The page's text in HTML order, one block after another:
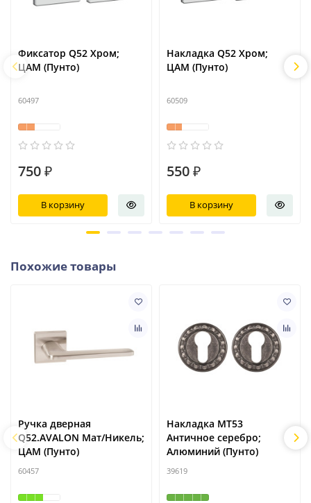
Фиксатор Q52 Хром;
ЦАМ (Пунто)
60497
750 ₽
В корзину
Накладка Q52 Хром;
ЦАМ (Пунто)
60509
550 ₽
В корзину
Похожие товары
Ручка дверная
Q52.AVALON Мат/Никель;
ЦАМ (Пунто)
60457
Накладка MT53
Античное серебро;
Алюминий (Пунто)
39619